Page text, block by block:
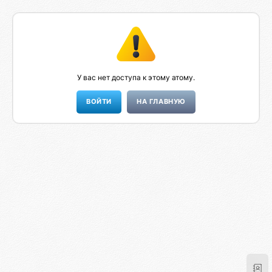
У вас нет доступа к этому атому.
НА ГЛАВНУЮ